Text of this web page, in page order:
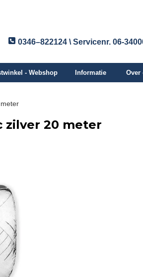
0346–822124 \ Servicenr. 06-
- Webshop Informatie Over
zilver 20 meter